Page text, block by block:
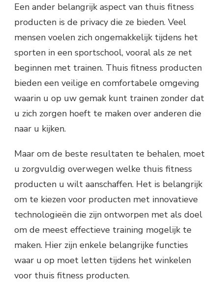
Een ander belangrijk aspect van thuis fitness
producten is de privacy die ze bieden. Veel
mensen voelen zich ongemakkelijk tijdens het
sporten in een sportschool, vooral als ze net
beginnen met trainen. Thuis fitness producten
bieden een veilige en comfortabele omgeving
waarin u op uw gemak kunt trainen zonder dat
u zich zorgen hoeft te maken over anderen die
naar u kijken.
Maar om de beste resultaten te behalen, moet
u zorgvuldig overwegen welke thuis fitness
producten u wilt aanschaffen. Het is belangrijk
om te kiezen voor producten met innovatieve
technologieën die zijn ontworpen met als doel
om de meest effectieve training mogelijk te
maken. Hier zijn enkele belangrijke functies
waar u op moet letten tijdens het winkelen
voor thuis fitness producten.